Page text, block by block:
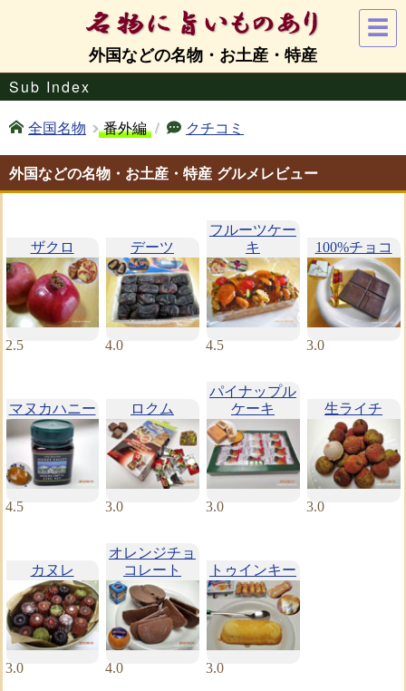
外国などの名物・お土産・特産
Sub Index
全国名物 番外編 / クチコミ
外国などの名物・お土産・特産 グルメレビュー
ザクロ
2.5
デーツ
4.0
フルーツケー
キ
4.5
100%チョコ
3.0
マヌカハニー
4.5
ロクム
3.0
パイナップル
ケーキ
3.0
生ライチ
3.0
カヌレ
3.0
オレンジチョ
コレート
4.0
トゥインキー
3.0
☰